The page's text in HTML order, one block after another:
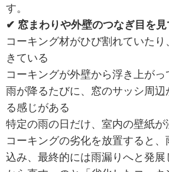
す。
✔ 窓まわりや外壁のつなぎ目を
コーキング材がひび割れていた
きている
コーキングが外壁から浮き上が
雨が降るたびに、窓のサッシ周
る感じがある
特定の雨の日だけ、室内の壁紙
コーキングの劣化を放置すると
込み、最終的には雨漏りへと発